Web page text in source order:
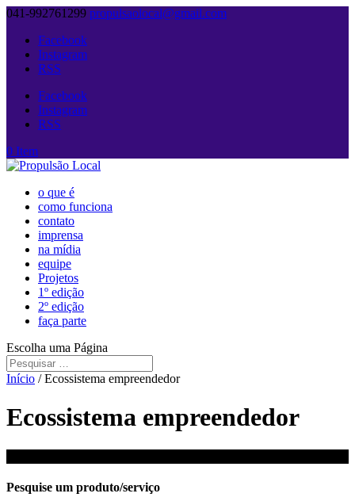
041-992761299 propulsaolocal@gmail.com
Facebook
Instagram
RSS
Facebook
Instagram
RSS
0 Item
o que é
como funciona
contato
imprensa
na mídia
equipe
Projetos
1º edição
2º edição
faça parte
Escolha uma Página
Início / Ecossistema empreendedor
Ecossistema empreendedor
Pesquise um produto/serviço